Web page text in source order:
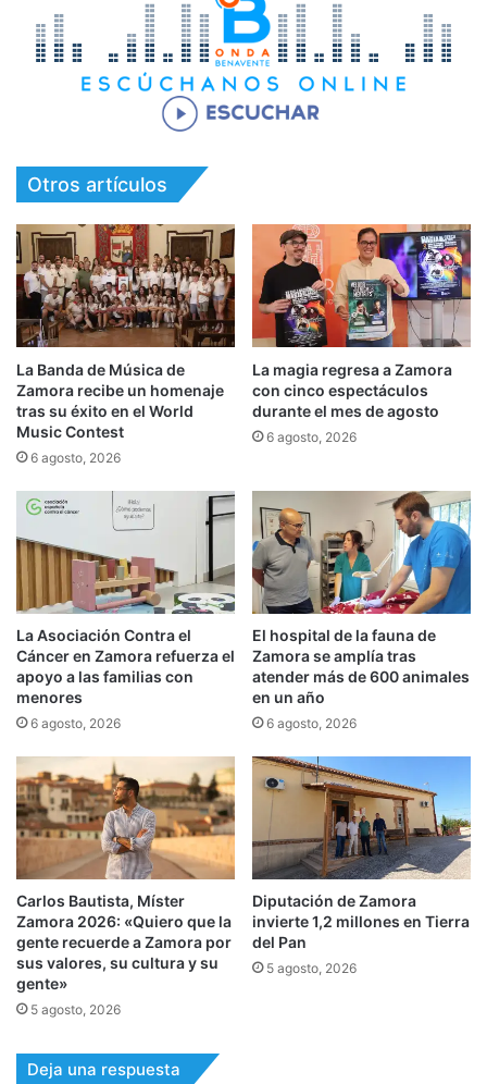
Otros artículos
La Banda de Música de
Zamora recibe un homenaje
tras su éxito en el World
Music Contest
6 agosto, 2026
La magia regresa a Zamora
con cinco espectáculos
durante el mes de agosto
6 agosto, 2026
La Asociación Contra el
Cáncer en Zamora refuerza el
apoyo a las familias con
menores
6 agosto, 2026
El hospital de la fauna de
Zamora se amplía tras
atender más de 600 animales
en un año
6 agosto, 2026
Carlos Bautista, Míster
Zamora 2026: «Quiero que la
gente recuerde a Zamora por
sus valores, su cultura y su
gente»
5 agosto, 2026
Diputación de Zamora
invierte 1,2 millones en Tierra
del Pan
5 agosto, 2026
Deja una respuesta